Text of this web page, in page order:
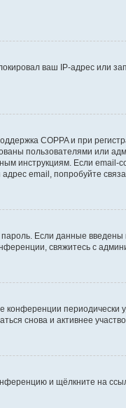
ваш IP-адрес или
COPPA и при
пользователями или
инструкциям. Если email-
email, попробуйте
Если данные
свяжитесь с
конференции
снова и активнее
и щёлкните на